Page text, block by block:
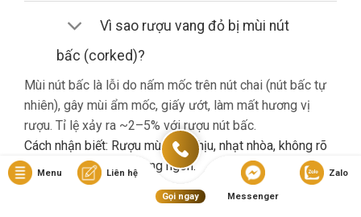
Vì sao rượu vang đỏ bị mùi nút
bấc (corked)?
Mùi nút bấc là lỗi do nấm mốc trên nút chai (nút bấc tự
nhiên), gây mùi ẩm mốc, giấy ướt, làm mất hương vị
rượu. Tỉ lệ xảy ra ~2–5% với rượu nút bấc.
Cách nhận biết: Rượu mùi khó chịu, nhạt nhòa, không rõ
hương trái cây dù là vang ngon.
Nếu gặp lỗi này, bạn nên liên hệ cửa hàng đổi trả (nếu có
Menu Liên hệ
Gọi ngay Messenger
Zalo